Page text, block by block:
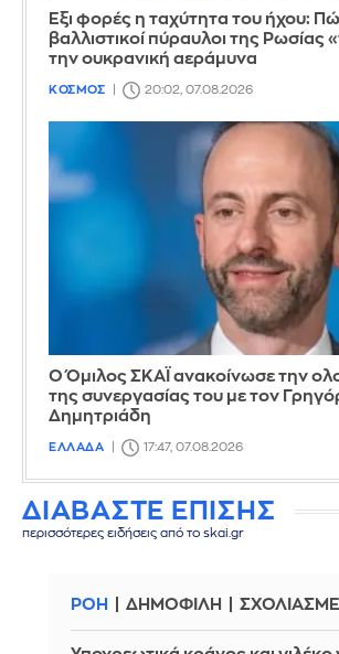
Έξι φορές η ταχύτητα του ήχου:
βαλλιστικοί πύραυλοι της Ρωσίας
την ουκρανική αεράμυνα
ΚΟΣΜΟΣ 20:02, 07.08.2026
Ο Όμιλος ΣΚΑΪ ανακοίνωσε την
της συνεργασίας του με τον
Δημητριάδη
ΕΛΛΑΔΑ 17:47, 07.08.2026
ΔΙΑΒΑΣΤΕ ΕΠΙΣΗΣ
περισσότερες ειδήσεις από το skai.gr
ΡΟΗ ΔΗΜΟΦΙΛΗ